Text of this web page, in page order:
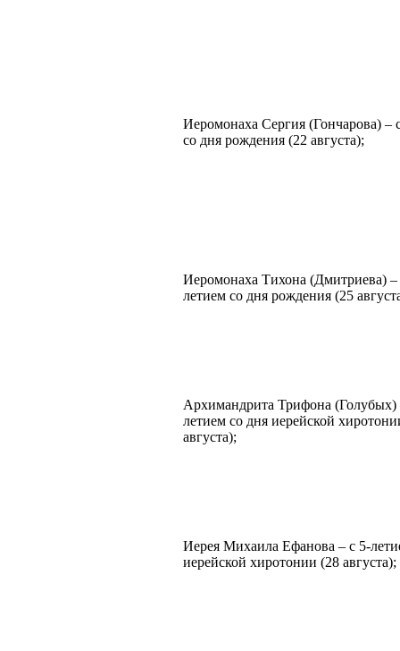
Иеромонаха Сергия (Гончарова) –
со дня рождения (22 августа);
Иеромонаха Тихона (Дмитриева) –
летием со дня рождения (25
Архимандрита Трифона (Голубых)
летием со дня иерейской
августа);
Иерея Михаила Ефанова – с 5-
иерейской хиротонии (28 августа);